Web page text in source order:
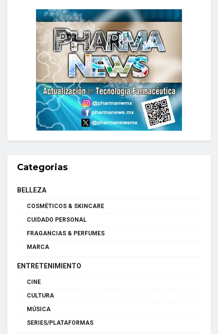
Categorias
BELLEZA
COSMÉTICOS & SKINCARE
CUIDADO PERSONAL
FRAGANCIAS & PERFUMES
MARCA
ENTRETENIMIENTO
CINE
CULTURA
MÚSICA
SERIES/PLATAFORMAS